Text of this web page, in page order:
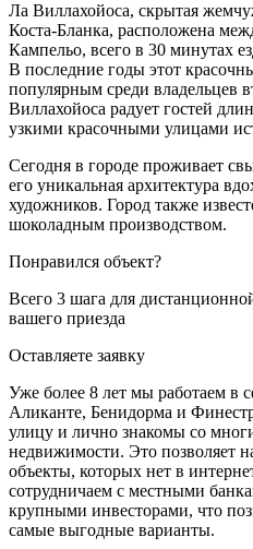
Ла Виллахойоса, скрытая
Коста-Бланка, расположена
Кампельо, всего в 30 минутах
В последние годы этот
популярным среди владельцев
Виллахойоса радует гостей
узкими красочными улицами
Сегодня в городе проживает
его уникальная архитектура
художников. Город также
шоколадным производством.
Понравился объект?
Всего 3 шага для
вашего приезда
Оставляете заявку
Уже более 8 лет мы работаем в
Аликанте, Бенидорма и
улицу и лично знакомы со
недвижимости. Это позволяет
объекты, которых нет в
сотрудничаем с местными
крупными инвесторами, что
самые выгодные варианты.